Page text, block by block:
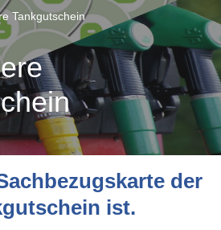
Tankgutschein
der
ist.